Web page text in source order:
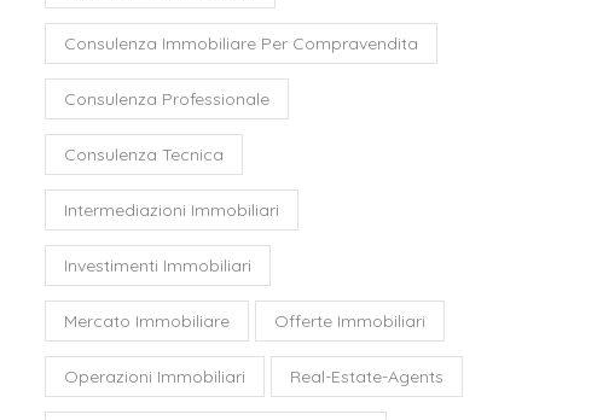
Consulenza Immobiliare Per Compravendita
Consulenza Professionale
Consulenza Tecnica
Intermediazioni Immobiliari
Investimenti Immobiliari
Mercato Immobiliare Offerte Immobiliari
Operazioni Immobiliari Real-Estate-Agents